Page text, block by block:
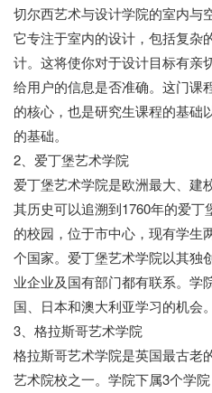
切尔西艺术与设计学院的室内与
它专注于室内的设计，包括复杂
计。这将使你对于设计目标有亲
给用户的信息是否准确。这门课
的核心，也是研究生课程的基础
的基础。
2、爱丁堡艺术学院
爱丁堡艺术学院是欧洲最大、建
其历史可以追溯到1760年的爱
的校园，位于市中心，现有学生
个国家。爱丁堡艺术学院以其独
业企业及国有部门都有联系。学
国、日本和澳大利亚学习的机会。
3、格拉斯哥艺术学院
格拉斯哥艺术学院是英国最古老
艺术院校之一。学院下属3个学